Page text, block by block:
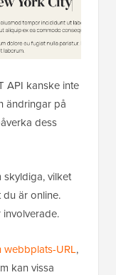
API kanske inte
ändringar på
dess
vilket
är online.
webbplats-URL,
kan vissa